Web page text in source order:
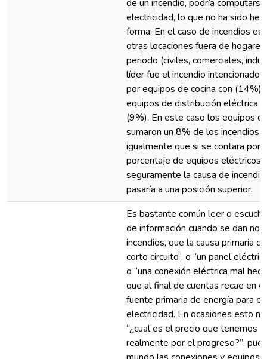
de un incendio, podría
electricidad, lo que no ha sido
forma. En el caso de incendios
otras locaciones fuera de
periodo (civiles, comerciales,
líder fue el incendio intencionado
por equipos de cocina con (14%)
equipos de distribución eléctrica
(9%). En este caso los equipos
sumaron un 8% de los incendios,
igualmente que si se contara por
porcentaje de equipos eléctricos
seguramente la causa de
pasaría a una posición superior.
Es bastante común leer o
de información cuando se dan
incendios, que la causa primaria
corto circuito”, o “un panel
o “una conexión eléctrica mal
que al final de cuentas recae en
fuente primaria de energía para el
electricidad. En ocasiones esto
“¿cual es el precio que tenemos
realmente por el progreso?”;